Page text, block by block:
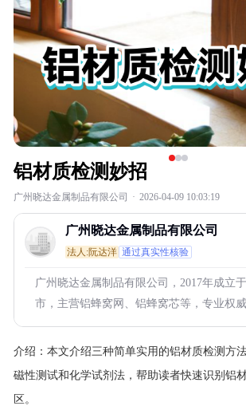
铝材质检测妙招
广州晓达金属制品有限公司 · 2026-04-09 10:03:19
广州晓达金属制品有限公司
法人:阮达洋 通过真实性核验
广州晓达金属制品有限公司，2017年成立
市，主营铝蜂窝网、铝蜂窝芯等，专业权威
介绍： 本文介绍三种简单实用的铝材质检测方
磁性测试和化学试剂法，帮助读者快速识别铝
区。